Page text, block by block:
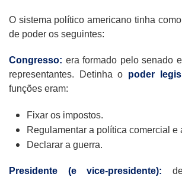
O sistema político americano tinha
de poder os seguintes:
Congresso: era formado pelo senado
representantes. Detinha o poder
funções eram:
Fixar os impostos.
Regulamentar a política comercial e
Declarar a guerra.
Presidente (e vice-presidente):